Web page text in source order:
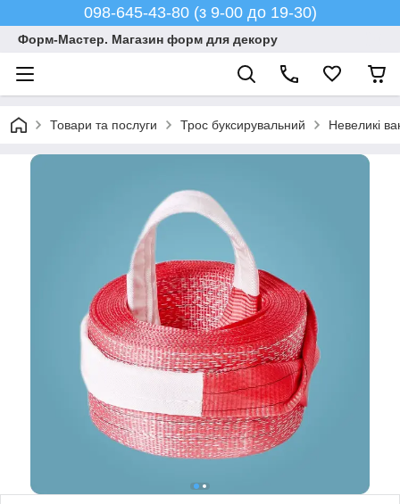
098-645-43-80 (з 9-00 до 19-30)
Форм-Мастер. Магазин форм для декору
Товари та послуги Трос буксирувальний Невеликі